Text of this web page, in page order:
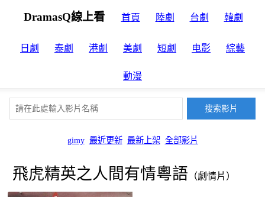
DramasQ線上看 首頁 陸劇 台劇 韓劇
日劇 泰劇 港劇 美劇 短劇 电影 綜藝
動漫
gimy 最近更新 最新上架 全部影片
飛虎精英之人間有情粵語 （劇情片）